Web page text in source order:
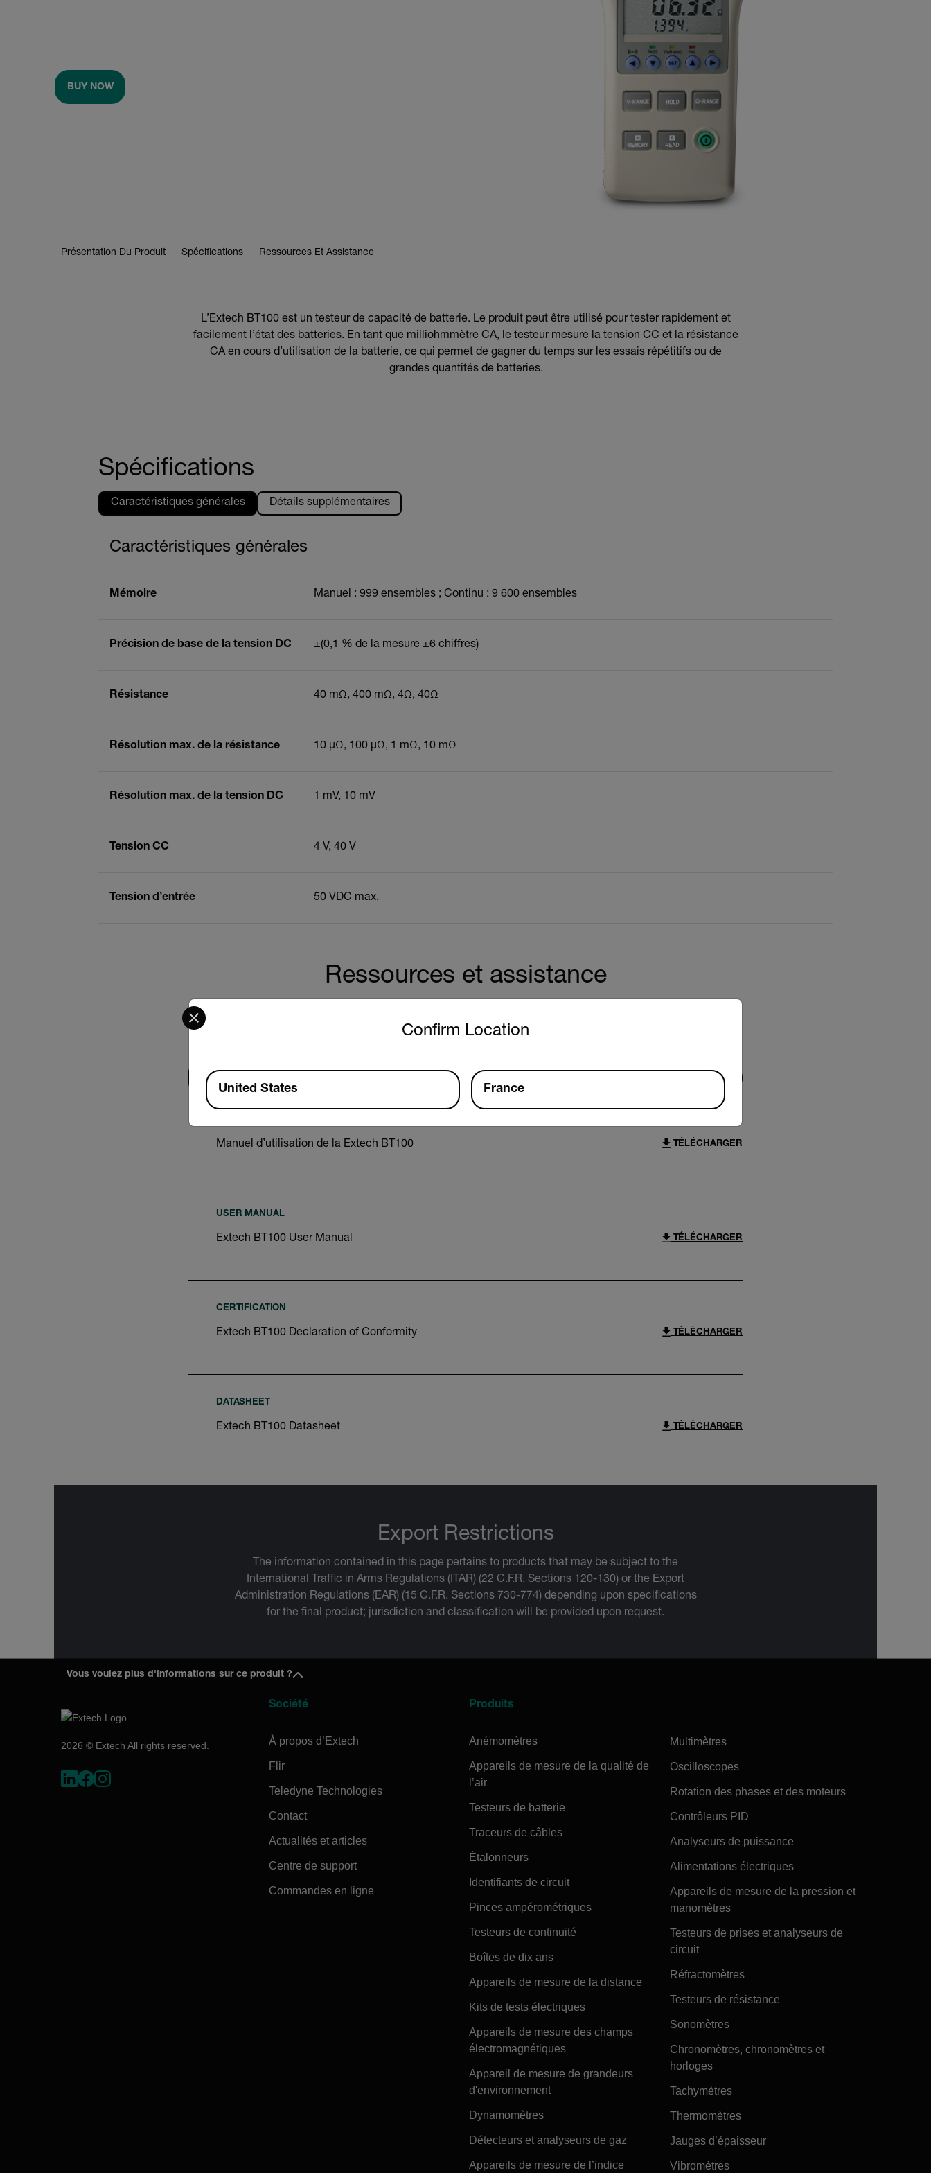
BUY NOW
Présentation Du Produit Spécifications Ressources Et Assistance
L’Extech BT100 est un testeur de capacité de batterie. Le produit peut être utilisé pour tester rapidement et
facilement l’état des batteries. En tant que milliohmmètre CA, le testeur mesure la tension CC et la résistance
CA en cours d’utilisation de la batterie, ce qui permet de gagner du temps sur les essais répétitifs ou de
grandes quantités de batteries.
Spécifications
Caractéristiques générales Détails supplémentaires
Caractéristiques générales
Mémoire Manuel : 999 ensembles ; Continu : 9 600 ensembles
Précision de base de la tension DC ±(0,1 % de la mesure ±6 chiffres)
Résistance 40 mΩ, 400 mΩ, 4Ω, 40Ω
Résolution max. de la résistance 10 µΩ, 100 µΩ, 1 mΩ, 10 mΩ
Résolution max. de la tension DC 1 mV, 10 mV
Tension CC 4 V, 40 V
Tension d’entrée 50 VDC max.
Ressources et assistance
Manuel d’utilisation de la Extech BT100 TÉLÉCHARGER
USER MANUAL
Extech BT100 User Manual TÉLÉCHARGER
CERTIFICATION
Extech BT100 Declaration of Conformity TÉLÉCHARGER
DATASHEET
Extech BT100 Datasheet TÉLÉCHARGER
Export Restrictions
The information contained in this page pertains to products that may be subject to the
International Traffic in Arms Regulations (ITAR) (22 C.F.R. Sections 120-130) or the Export
Administration Regulations (EAR) (15 C.F.R. Sections 730-774) depending upon specifications
for the final product; jurisdiction and classification will be provided upon request.
Vous voulez plus d'informations sur ce produit ?
2026 © Extech All rights reserved.
Société
À propos d’Extech
Flir
Teledyne Technologies
Contact
Actualités et articles
Centre de support
Commandes en ligne
Produits
Anémomètres
Appareils de mesure de la qualité de
l’air
Testeurs de batterie
Traceurs de câbles
Étalonneurs
Identifiants de circuit
Pinces ampérométriques
Testeurs de continuité
Boîtes de dix ans
Appareils de mesure de la distance
Kits de tests électriques
Appareils de mesure des champs
électromagnétiques
Appareil de mesure de grandeurs
d'environnement
Dynamomètres
Détecteurs et analyseurs de gaz
Appareils de mesure de l’indice
Multimètres
Oscilloscopes
Rotation des phases et des moteurs
Contrôleurs PID
Analyseurs de puissance
Alimentations électriques
Appareils de mesure de la pression et
manomètres
Testeurs de prises et analyseurs de
circuit
Réfractomètres
Testeurs de résistance
Sonomètres
Chronomètres, chronomètres et
horloges
Tachymètres
Thermomètres
Jauges d’épaisseur
Vibromètres
Confirm Location
Select your preferred country and language from the options below to access the appropriate version of our website.
Available Locations
United States France